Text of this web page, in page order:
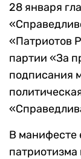
28 января
«Патриотов
партии «За
подписания
В манифесте
патриотизма